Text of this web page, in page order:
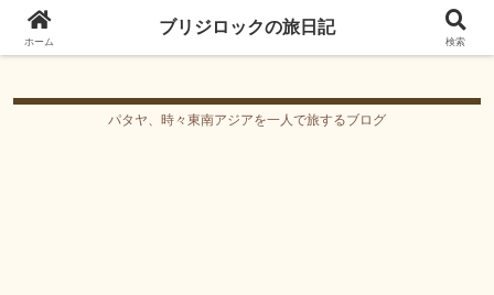
ブリジロックの旅日記
パタヤ、時々東南アジアを一人で旅するブログ
ホーム
ブリジロックの旅日記
検索